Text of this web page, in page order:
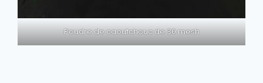
Poudre de caoutchouc de 30 mesh